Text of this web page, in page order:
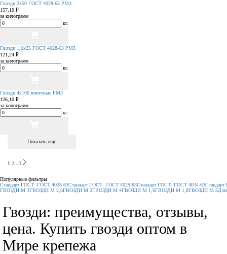
Гвозди 2х50 ГОСТ 4028-63 РМЗ
157,10 ₽
за килограмм
кг.
Гвозди 1,6х25 ГОСТ 4028-63 РМЗ
121,24 ₽
за килограмм
кг.
Гвозди 4х100 винтовые РМЗ
126,10 ₽
за килограмм
кг.
Показать еще
1 2 3
Популярные фильтры
Стандарт ГОСТ: ГОСТ 4028-63Стандарт ГОСТ: ГОСТ 4029-63Стандарт ГОСТ: ГОСТ 4034-63
ГВОЗДИ М 3ГВОЗДИ М 2,5ГВОЗДИ М 2ГВОЗДИ М 4ГВОЗДИ М 1,6ГВОЗДИ М 1,8ГВОЗДИ М 5
Гвозди: преимущества, отзывы,
цена. Купить гвозди оптом в
Мире крепежа